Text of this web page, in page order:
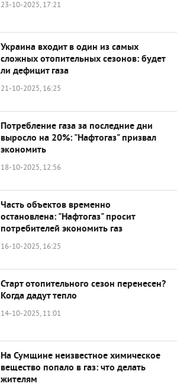
23-10-2025, 17:21
Украина входит в один из самых
сложных отопительных сезонов: будет
ли дефицит газа
21-10-2025, 16:25
Потребление газа за последние дни
выросло на 20%: "Нафтогаз" призвал
экономить
18-10-2025, 12:56
Часть объектов временно
остановлена: "Нафтогаз" просит
потребителей экономить газ
16-10-2025, 16:25
Старт отопительного сезон перенесен?
Когда дадут тепло
14-10-2025, 11:01
На Сумщине неизвестное химическое
вещество попало в газ: что делать
жителям